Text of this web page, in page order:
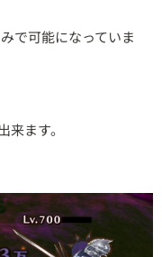
で可能になっていま
ます。